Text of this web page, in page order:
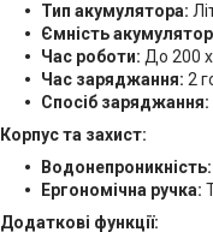
Тип акумулятора:
Ємність
Час роботи: До 200
Час заряджання: 2
Спосіб заряджання:
Корпус та захист:
Водонепроникність:
Ергономічна ручка:
Додаткові функції: